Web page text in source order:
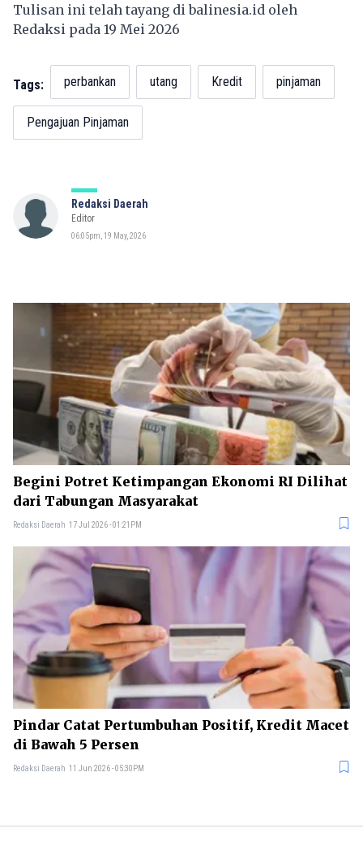
Tulisan ini telah tayang dibalinesia.id oleh
Redaksi pada 19 Mei 2026
Tags: perbankan utang Kredit pinjaman
Pengajuan Pinjaman
Redaksi Daerah
Editor
06:05pm, 19 May, 2026
Begini Potret Ketimpangan Ekonomi RI Dilihat
dari Tabungan Masyarakat
Redaksi Daerah 17 Jul 2026 - 01:21PM
Pindar Catat Pertumbuhan Positif, Kredit Macet
di Bawah 5 Persen
Redaksi Daerah 11 Jun 2026 - 05:30PM